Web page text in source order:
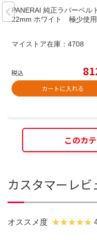
PANERAI 純正ラバーベル
22mm ホワイト 極少使用
マイストア在庫： 4708
税込
カートに入れる
このカ
カスタマーレビ
オススメ度